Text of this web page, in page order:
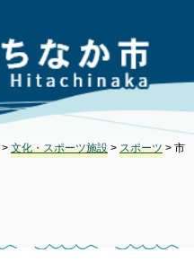
> 文化・スポーツ施設 > スポーツ > 市